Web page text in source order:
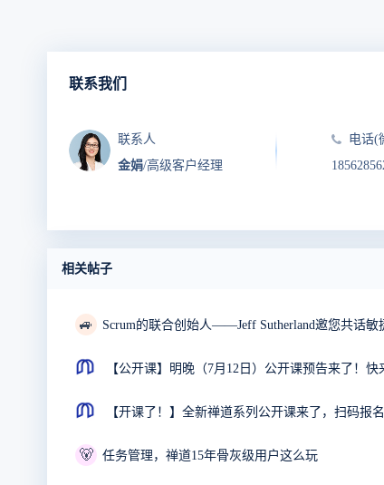
联系我们
联系人
金娟/高级客户经理
电话(
相关帖子
🚙 Scrum的联合创始人——Jeff Sutherland邀您共话敏
【公开课】明晚（7月12日）公开课预告来了！快
【开课了！】全新禅道系列公开课来了，扫码报
🐻 任务管理，禅道15年骨灰级用户这么玩